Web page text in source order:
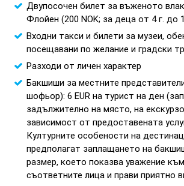
Двупосочен билет за въженото
Флойен (200 NOK; за деца от 4 г. до
Входни такси и билети за музеи,
посещавани по желание и градски
Разходи от личен характер
Бакшиши за местните
шофьор): 6 EUR на турист на ден
задължително на място, на
зависимост от предоставената
Културните особености на
предполагат заплащането на
размер, което показва уважение
съответните лица и прави приятно